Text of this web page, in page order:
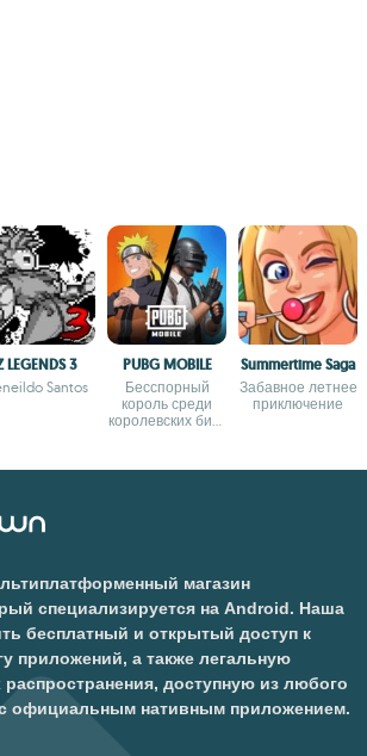
LEGENDS 3
Santos
PUBG MOBILE
Бесспорный
король среди
королевских битв
Summertime Saga
Забавное летнее
приключение
магазин
специализируется на Android. Наша
бесплатный и открытый доступ к
приложений, а также легальную
доступную из любого
официальным нативным приложением.